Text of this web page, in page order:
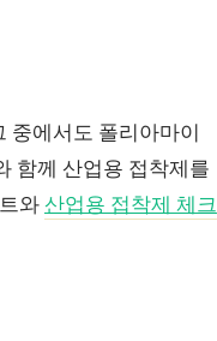
중에서도 폴리아마이
함께 산업용 접착제를
와산업용 접착제 체크